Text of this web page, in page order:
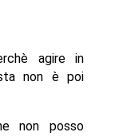
agire in
non è poi
non posso